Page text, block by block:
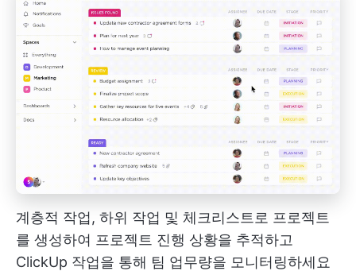
계층적 작업, 하위 작업 및 체크리스트로 프로젝트
를 생성하여 프로젝트 진행 상황을 추적하고
ClickUp 작업을 통해 팀 업무량을 모니터링하세요